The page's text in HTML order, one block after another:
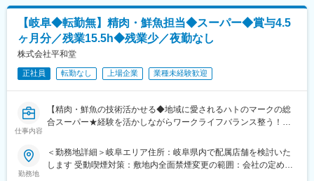
【岐阜◆転勤無】精肉・鮮魚担当◆スーパー◆賞与4.5
ヶ月分／残業15.5h◆残業少／夜勤なし
株式会社平和堂
正社員 転勤なし 上場企業 業種未経験歓迎
仕事内容
【精肉・鮮魚の技術活かせる◆地域に愛されるハトのマークの総
合スーパー★経験を活かしながらワークライフバランス整う！創
髪色自由、ピアスOK！10％割引】
勤務地
＜勤務地詳細＞岐阜エリア住所：岐阜県内で配属店舗を検討いた
します 受動喫煙対策：敷地内全面禁煙変更の範囲：会社の定める